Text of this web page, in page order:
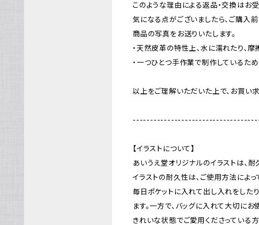
このような理由による返品・交換はお
気になる点がございましたら、ご購入
商品の写真をお送りいたします。
・天然皮革の特性上、水に濡れたり、
・一つひとつ手作業で制作しているた
以上をご理解いただいた上で、お買い
【イラストについて】
あいうえ堂オリジナルのイラストは、
イラストの耐久性は、ご使用方法によっ
毎日ポケットに入れて出し入れをした
ます。一方で、バッグに入れて大切に
きれいな状態でご愛用くださっている方